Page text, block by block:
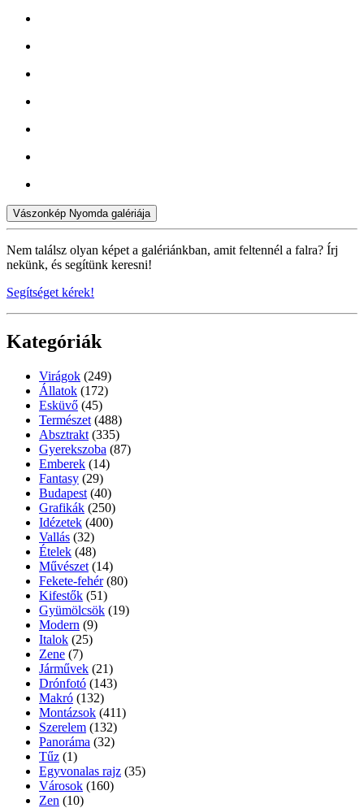
Vászonkép Nyomda galériája
Nem találsz olyan képet a galériánkban, amit feltennél a falra? Írj
nekünk, és segítünk keresni!
Segítséget kérek!
Kategóriák
Virágok (249)
Állatok (172)
Esküvő (45)
Természet (488)
Absztrakt (335)
Gyerekszoba (87)
Emberek (14)
Fantasy (29)
Budapest (40)
Grafikák (250)
Idézetek (400)
Vallás (32)
Ételek (48)
Művészet (14)
Fekete-fehér (80)
Kifestők (51)
Gyümölcsök (19)
Modern (9)
Italok (25)
Zene (7)
Járművek (21)
Drónfotó (143)
Makró (132)
Montázsok (411)
Szerelem (132)
Panoráma (32)
Tűz (1)
Egyvonalas rajz (35)
Városok (160)
Zen (10)